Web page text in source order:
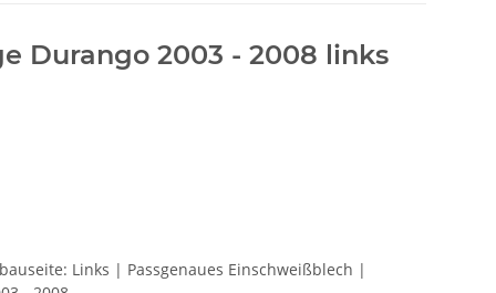
Durango 2003 - 2008 links
Links | Passgenaues Einschweißblech |